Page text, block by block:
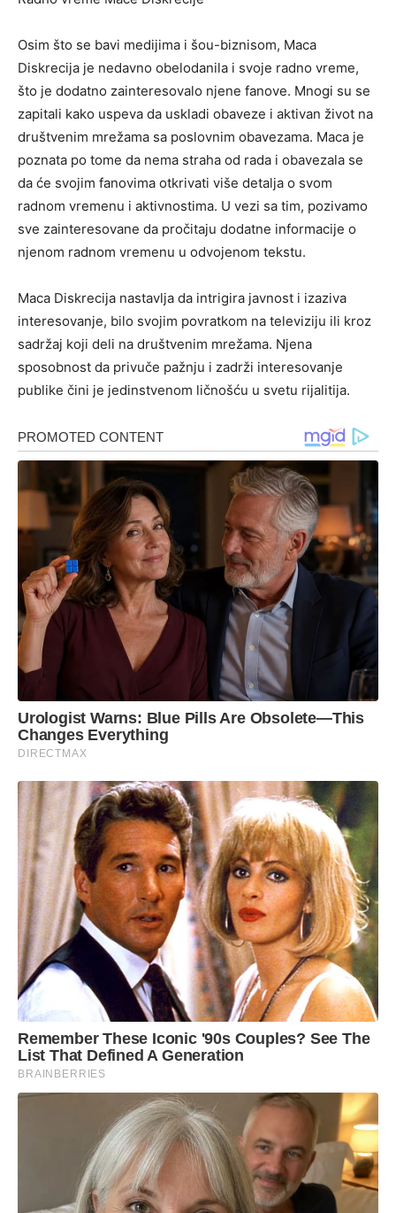
Osim što se bavi medijima i šou-biznisom, Maca
Diskrecija je nedavno obelodanila i svoje radno vreme,
što je dodatno zainteresovalo njene fanove. Mnogi su se
zapitali kako uspeva da uskladi obaveze i aktivan život na
društvenim mrežama sa poslovnim obavezama. Maca je
poznata po tome da nema straha od rada i obavezala se
da će svojim fanovima otkrivati više detalja o svom
radnom vremenu i aktivnostima. U vezi sa tim, pozivamo
sve zainteresovane da pročitaju dodatne informacije o
njenom radnom vremenu u odvojenom tekstu.
Maca Diskrecija nastavlja da intrigira javnost i izaziva
interesovanje, bilo svojim povratkom na televiziju ili kroz
sadržaj koji deli na društvenim mrežama. Njena
sposobnost da privuče pažnju i zadrži interesovanje
publike čini je jedinstvenom ličnošću u svetu rijalitija.